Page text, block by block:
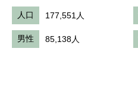
人口 177,551人
男性 85,138人